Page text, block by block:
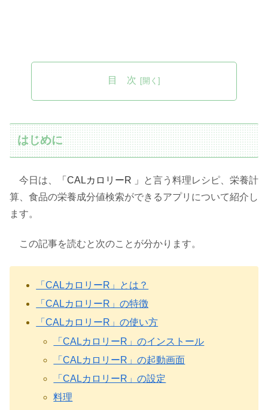
目 次
はじめに
今日は、 「CALカロリーR 」
と言う料理レシピ、栄養計
算、食品の栄養成分値検索ができるアプリについて紹介し
ます。
この記事を読むと次のことが分かります。
「CALカロリーR」とは？
「CALカロリーR」の特徴
「CALカロリーR」の使い方
「CALカロリーR」のインストール
「CALカロリーR」の起動画面
「CALカロリーR」の設定
料理